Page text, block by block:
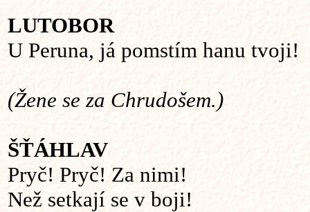
LUTOBOR
U Peruna, já pomstím hanu tvoji!
(Žene se za Chrudošem.)
ŠŤÁHLAV
Pryč! Pryč! Za nimi!
Než setkají se v boji!